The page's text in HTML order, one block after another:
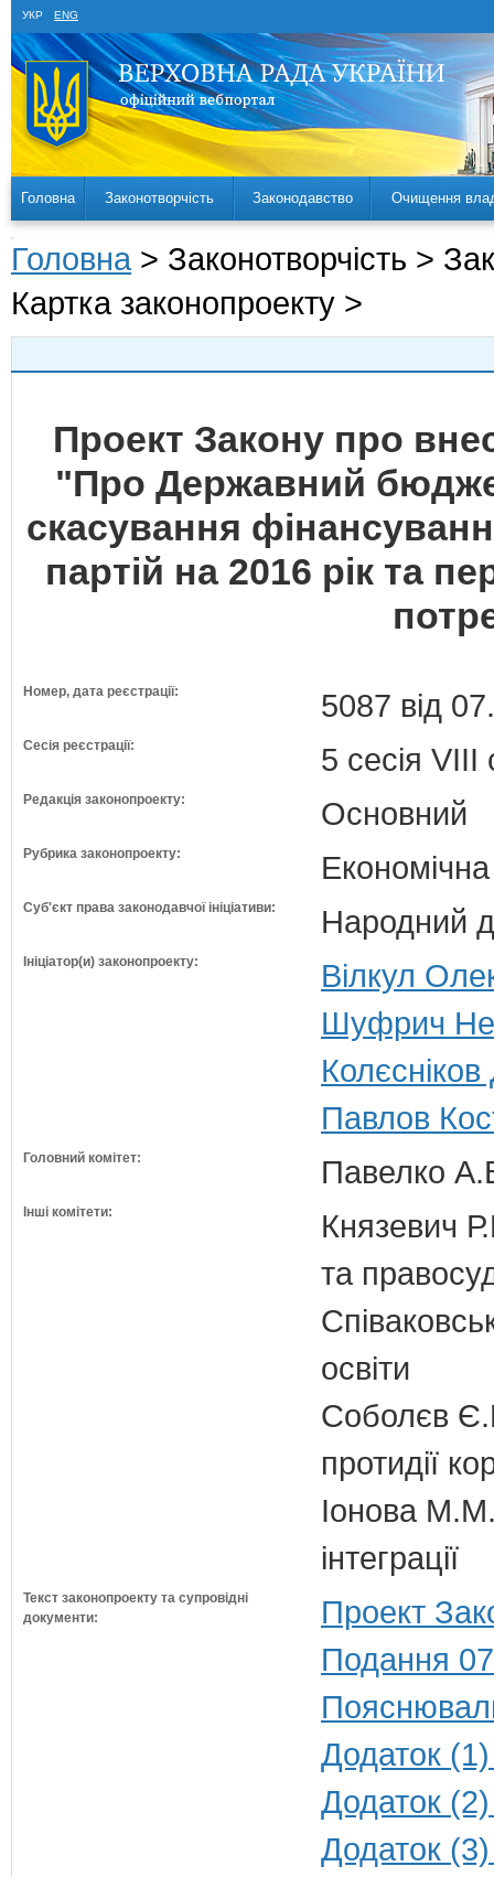
УКР ENG
Головна Законотворчість Законодавство Очищення
Головна > Законотворчість >
Картка законопроекту >
Проект Закону про
"Про Державний
скасування
партій на 2016 рік та
Номер, дата реєстрації: 5087 від
Сесія реєстрації: 5 сесія VIII
Редакція законопроекту: Основний
Рубрика законопроекту:
Суб'єкт права законодавчої ініціативи: Народний
Ініціатор(и) законопроекту:
Вілкул
Шуфрич
Павлов
Головний комітет: Павелко
Інші комітети:
Князевич
та
освіти
Соболєв
протидії
Іонова М.М.
інтеграції
Текст законопроекту та супровідні
документи:
Проект
Подання
Додаток
Додаток
Додаток